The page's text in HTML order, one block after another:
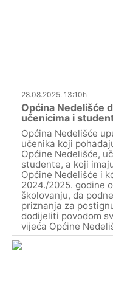
28.08.2025. 13:10h
Općina Nedelišće
učenicima i
Općina Nedelišće
učenika koji
Općine Nedelišće,
studente, a koji
Općine Nedelišće i
2024./2025. godine
školovanju, da
priznanja za
dodijeliti povodom
vijeća Općine